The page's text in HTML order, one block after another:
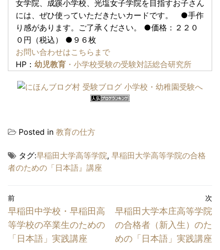
女学院、成蹊小学校、光塩女子学院を目指すお子さん
には、ぜひ使っていただきたいカードです。 ●手作
り感があります。ご了承ください。 ●価格：２２０
０円（税込） ●９６枚
お問い合わせはこちらまで
HP： 幼児教育 ・小学校受験の受験対話総合研究所
Posted in 教育の仕方
タグ:早稲田大学高等学院, 早稲田大学高等学院の合格
者のための「日本語』講座
投
稿
ナ
ビ
前
前
の
投
早稲田中学校・早稲田高
等学校の卒業生のための
「日本語」実践講座
次
次
の
投
早稲田大学本庄高等学院
の合格者（新入生）のた
めの「日本語」実践講座